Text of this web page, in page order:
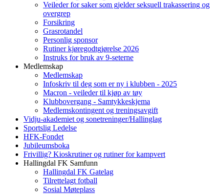
Veileder for saker som gjelder seksuell trakassering og
overgrep
Forsikring
Grasrotandel
Personlig sponsor
Rutiner kjøregodtgjørelse 2026
Instruks for bruk av 9-seterne
Medlemskap
Medlemskap
Infoskriv til deg som er ny i klubben - 2025
Macron - veileder til kjøp av tøy
Klubbovergang - Samtykkeskjema
Medlemskontingent og treningsavgift
Vidju-akademiet og sonetreninger/Hallinglag
Sportslig Ledelse
HFK-Fondet
Jubileumsboka
Frivillig? Kioskrutiner og rutiner for kampvert
Hallingdal FK Samfunn
Hallingdal FK Gatelag
Tilrettelagt fotball
Sosial Møteplass